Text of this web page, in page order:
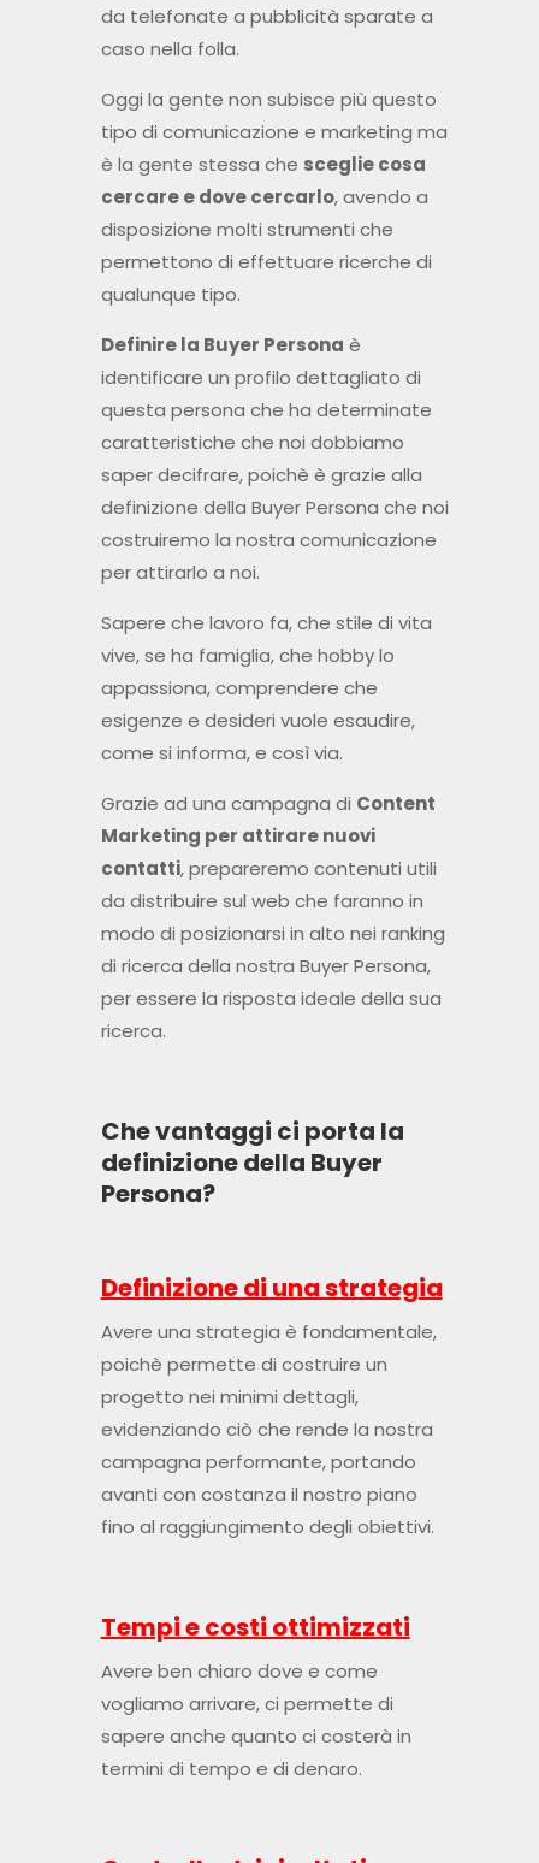
da telefonate a pubblicità sparate a
caso nella folla.
Oggi la gente non subisce più questo
tipo di comunicazione e marketing ma
è la gente stessa che sceglie cosa
cercare e dove cercarlo, avendo a
disposizione molti strumenti che
permettono di effettuare ricerche di
qualunque tipo.
Definire la Buyer Persona è
identificare un profilo dettagliato di
questa persona che ha determinate
caratteristiche che noi dobbiamo
saper decifrare, poichè è grazie alla
definizione della Buyer Persona che noi
costruiremo la nostra comunicazione
per attirarlo a noi.
Sapere che lavoro fa, che stile di vita
vive, se ha famiglia, che hobby lo
appassiona, comprendere che
esigenze e desideri vuole esaudire,
come si informa, e così via.
Grazie ad una campagna di Content
Marketing per attirare nuovi
contatti, prepareremo contenuti utili
da distribuire sul web che faranno in
modo di posizionarsi in alto nei ranking
di ricerca della nostra Buyer Persona,
per essere la risposta ideale della sua
ricerca.
Che vantaggi ci porta la
definizione della Buyer
Persona?
Definizione di una strategia
Avere una strategia è fondamentale,
poichè permette di costruire un
progetto nei minimi dettagli,
evidenziando ciò che rende la nostra
campagna performante, portando
avanti con costanza il nostro piano
fino al raggiungimento degli obiettivi.
Tempi e costi ottimizzati
Avere ben chiaro dove e come
vogliamo arrivare, ci permette di
sapere anche quanto ci costerà in
termini di tempo e di denaro.